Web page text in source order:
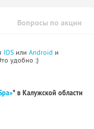
Вопросы по акции
IOS или Android и
удобно :)
* в Калужской области